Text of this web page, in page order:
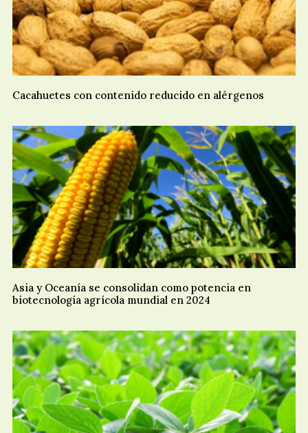
Cacahuetes con contenido reducido en alérgenos
Asia y Oceanía se consolidan como potencia en
biotecnología agrícola mundial en 2024